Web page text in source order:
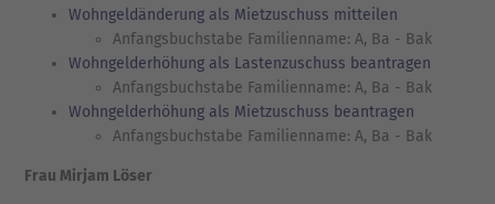
Wohngeldänderung als Mietzuschuss mitteilen
Anfangsbuchstabe Familienname: A, Ba - Bak
Wohngelderhöhung als Lastenzuschuss beantragen
Anfangsbuchstabe Familienname: A, Ba - Bak
Wohngelderhöhung als Mietzuschuss beantragen
Anfangsbuchstabe Familienname: A, Ba - Bak
Frau Mirjam Löser